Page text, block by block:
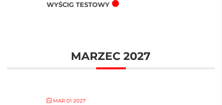
WYŚCIG TESTOWY
MARZEC 2027
MAR 01 2027